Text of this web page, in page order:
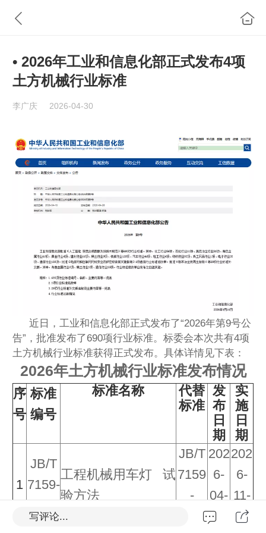
• 2026年工业和信息化部正式发布4项
土方机械行业标准
李广庆 2026-04-30
近日，工业和信息化部正式发布了“2026年第9号公
告”，批准发布了690项行业标准。标委会本次共有4项
土方机械行业标准获得正式发布。具体详情见下表：
2026年土方机械行业标准发布情况
序
号
标准
编号
标准名称
代替
标准
发
布
日
期
实
施
日
期
1
JB/T
7159-
工程机械用车灯 试
验方法
JB/T
7159
-
2007
202
6-
04-
28
202
6-
11-
01
写评论...